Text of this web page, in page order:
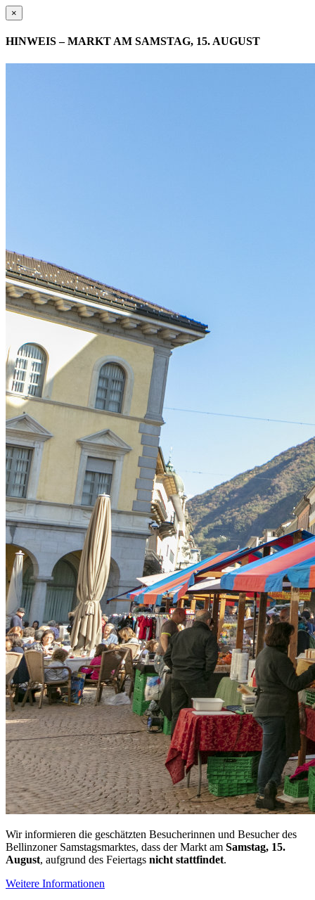
×
HINWEIS – MARKT AM SAMSTAG, 15. AUGUST
Wir informieren die geschätzten Besucherinnen und Besucher des
Bellinzoner Samstagsmarktes, dass der Markt am Samstag, 15.
August, aufgrund des Feiertags nicht stattfindet.
Weitere Informationen